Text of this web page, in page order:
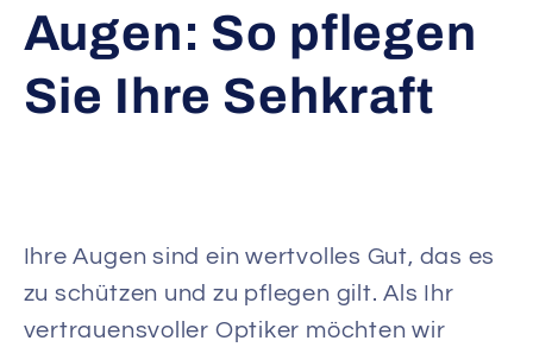
Augen: So pflegen
Sie Ihre Sehkraft
Ihre Augen sind ein wertvolles Gut, das es
zu schützen und zu pflegen gilt. Als Ihr
vertrauensvoller Optiker möchten wir